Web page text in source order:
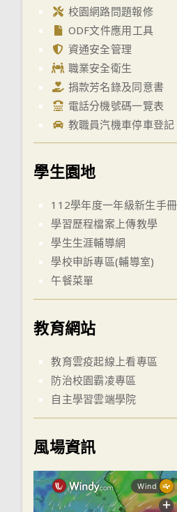
校園網路問題報修
ODF文件應用工具
資通安全管理
職業安全衛生
捐款芳名錄及同意書
電話分機號碼一覽表
教職員汽機車停車登記
學生園地
112學年度一年級新生手冊
學習歷程檔案上傳教學
學生生涯輔導網
學校申訴專區(輔導室)
午餐菜單
教育網站
教育雲疫起線上看專區
防治校園霸凌專區
自主學習雲端學院
風場資訊